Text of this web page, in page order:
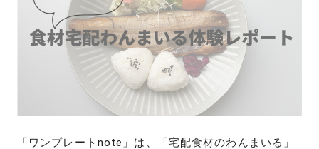
「ワンプレートnote」は、「宅配食材のわんまいる」